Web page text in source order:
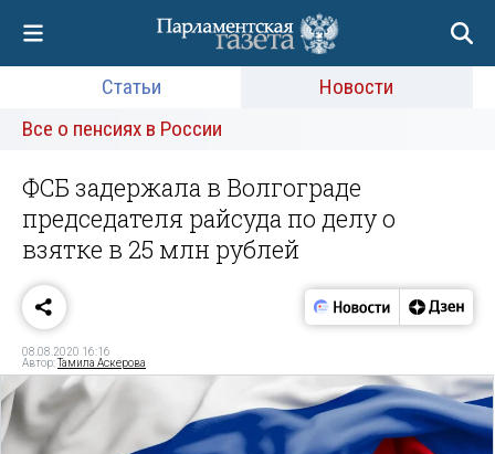
Статьи
Новости
Все о пенсиях в России
ФСБ задержала в Волгограде
председателя райсуда по делу о
взятке в 25 млн рублей
08.08.2020 16:16
Автор:Тамила Аскерова